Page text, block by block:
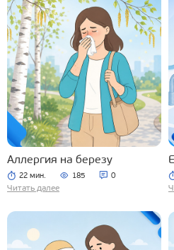
Аллергия на березу
22 мин. 185 0
Читать далее